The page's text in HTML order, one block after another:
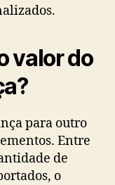
valor do
para outro
Entre
de
o